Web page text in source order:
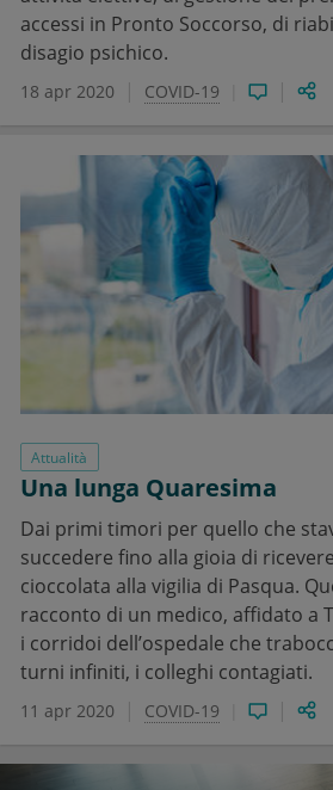
accessi in Pronto Soccorso, di
disagio psichico.
18 apr 2020 COVID-19
Attualità
Una lunga Quaresima
Dai primi timori per quello che
succedere fino alla gioia di
cioccolata alla vigilia di Pasqua.
racconto di un medico, affidato a
i corridoi dell’ospedale che
turni infiniti, i colleghi contagiati.
11 apr 2020 COVID-19